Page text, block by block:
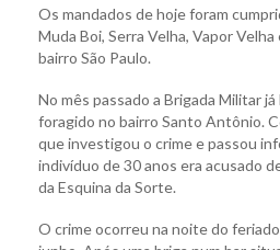
Os mandados de hoje foram
Muda Boi, Serra Velha, Vapor Velha
bairro São Paulo.
No mês passado a Brigada Militar
foragido no bairro Santo Antônio.
que investigou o crime e passou
indivíduo de 30 anos era acusado
da Esquina da Sorte.
O crime ocorreu na noite do